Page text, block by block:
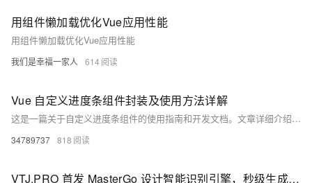
用组件懒加载优化Vue应用性能
用组件懒加载优化Vue应用性能
我们是幸福一家人 614
Vue 自定义进度条组件封装及使用方法详解
这是一篇关于自定义进度条组件的使用指南和开发文档。文章详细介绍了如何在Vue项目中引入、注册并使用该组件，包括基础与高级示例。组件支持分段配置（如颜色、文本）、动画效果及超出进度提示等功能。同时提供了完整的代码实现，支持全局注册，并提出了优化建议，如主题支持、响应式设计等，帮助开发者更灵活地集成和定制进度条组件。资源链接已提供，适合前端开发者参考学习。
34789737 818
VTJ.PRO 首发 MasterGo 设计智能识别引擎，秒级生成 Vue 代码